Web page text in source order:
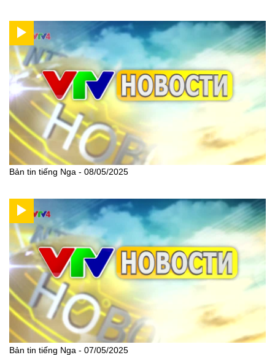
Bản tin tiếng Nga - 08/05/2025
Bản tin tiếng Nga - 07/05/2025